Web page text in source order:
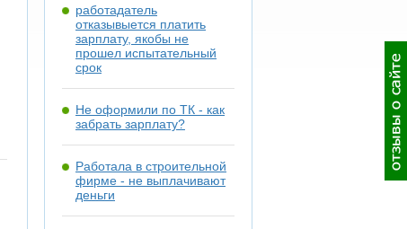
работадатель
отказывыется платить
зарплату, якобы не
прошел испытательный
срок
Не оформили по ТК - как
забрать зарплату?
Работала в строительной
фирме - не выплачивают
деньги